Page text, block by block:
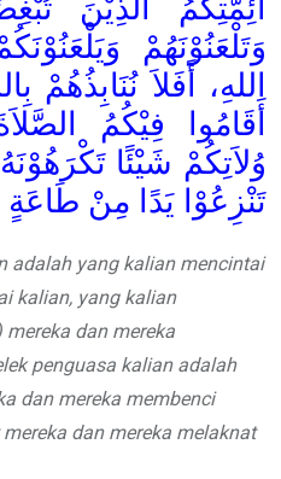
أَئِمَّتِكُمُ الَّذِيْنَ
وَتَلْعَنُوْنَهُمْ
اللهِ، أَفَلاَ
أَقَامُوا فِيْكُمُ
وُلاَتِكُمْ شَيْئًا
تَنْزِعُوْا يَدًا مِنْ طَاعَةٍ
adalah yang kalian mencintai
kalian, yang kalian
dan mereka
penguasa kalian adalah
dan mereka membenci
dan mereka melaknat